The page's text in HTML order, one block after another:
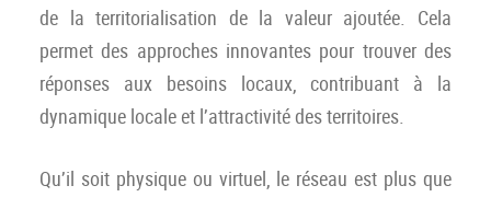
de la territorialisation de la valeur ajoutée. Cela
permet des approches innovantes pour trouver des
réponses aux besoins locaux, contribuant à la
dynamique locale et l’attractivité des territoires.
Qu’il soit physique ou virtuel, le réseau est plus que